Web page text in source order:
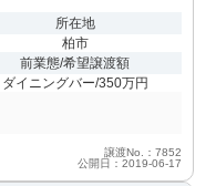
所在地
柏市
前業態/希望譲渡額
ダイニングバー/350万円
譲渡No.：7852
公開日：2019-06-17